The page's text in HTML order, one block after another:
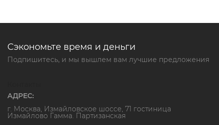
Сэкономьте время и деньги
Подпишитесь, и мы вышлем вам лучшие предложения
АДРЕС:
г. Москва, Измайловское шоссе, 71 гостиница
Измайлово Гамма. Партизанская